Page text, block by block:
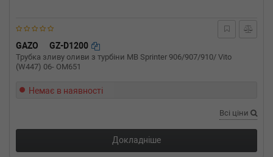
GAZO GZ-D1200
Трубка зливу оливи з турбіни MB Sprinter 906/907/910/ Vito
(W447) 06- OM651
Немає в наявності
Всі ціни
Докладніше